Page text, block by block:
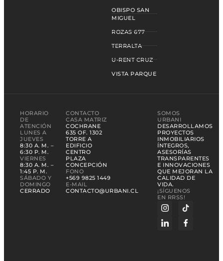
OBISPO SAN
MIGUEL
ROZAS 677
TERRALTA
U-RENT CRUZ
VISTA PARQUE
HORARIO
DE
ATENCIÓN
LUNES A
JUEVES
8:30 A. M. –
6:30 P. M.
VIERNES
8:30 A. M. –
1:45 P. M.
SÁBADO Y
DOMINGO
CERRADO
CONTACTO
CASA MATRIZ
COCHRANE
635 OF. 1302
TORRE A
EDIFICIO
CENTRO
PLAZA
CONCEPCIÓN
FONO
+569 9825 1449
E-MAIL
CONTACTO@URBANI.CL
SOMOS
URBANI
DESARROLLAMOS
PROYECTOS
INMOBILIARIOS
ÍNTEGROS,
ASESORÍAS
TRANSPARENTES
E INNOVACIONES
QUE MEJORAN LA
CALIDAD DE
VIDA.
¡SÍGUENOS
EN RRSS!